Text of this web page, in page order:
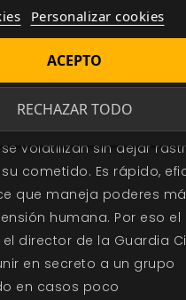
pero las autoridades lo
del orden ni los
nada cierto sobre
volar por los aires sedes
volatilizan sin dejar
cometido. Es rápido,
que maneja poderes
humana. Por eso el
el director de la Guardia
en secreto a un grupo
en casos poco
Personalizar cookies
RECHAZAR TODO
ACEPTO